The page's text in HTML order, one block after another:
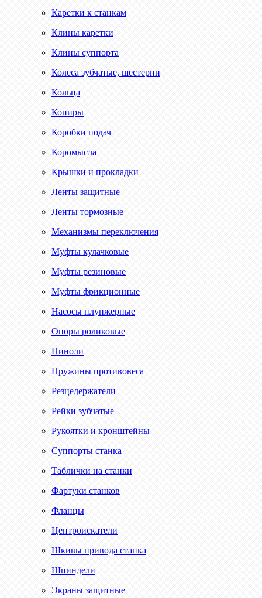
Каретки к станкам
Клины каретки
Клины суппорта
Колеса зубчатые, шестерни
Кольца
Копиры
Коробки подач
Коромысла
Крышки и прокладки
Ленты защитные
Ленты тормозные
Механизмы переключения
Муфты кулачковые
Муфты резиновые
Муфты фрикционные
Насосы плунжерные
Опоры роликовые
Пиноли
Пружины противовеса
Резцедержатели
Рейки зубчатые
Рукоятки и кронштейны
Суппорты станка
Таблички на станки
Фартуки станков
Фланцы
Центроискатели
Шкивы привода станка
Шпиндели
Экраны защитные